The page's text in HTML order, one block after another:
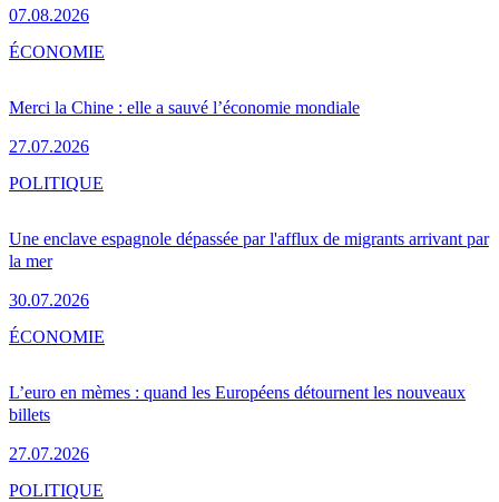
07.08.2026
Merci la Chine : elle a sauvé l’économie mondiale
27.07.2026
ÉCONOMIE
Une enclave espagnole dépassée par l'afflux de migrants arrivant par
la mer
30.07.2026
POLITIQUE
L’euro en mèmes : quand les Européens détournent les nouveaux
billets
27.07.2026
ÉCONOMIE
POLITIQUE